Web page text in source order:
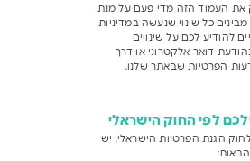
את העמוד הזה מדי פעם על מנת
כל שינוי שנעשה במדיניות
להודיע לכם על שינויים
דואר אלקטרוני או דרך
הפרטיות שבאתר שלנו.
לפי החוק הישראלי
תיקון 13 לחוק הגנת הפרטיות הישראלי, יש
הבאות: